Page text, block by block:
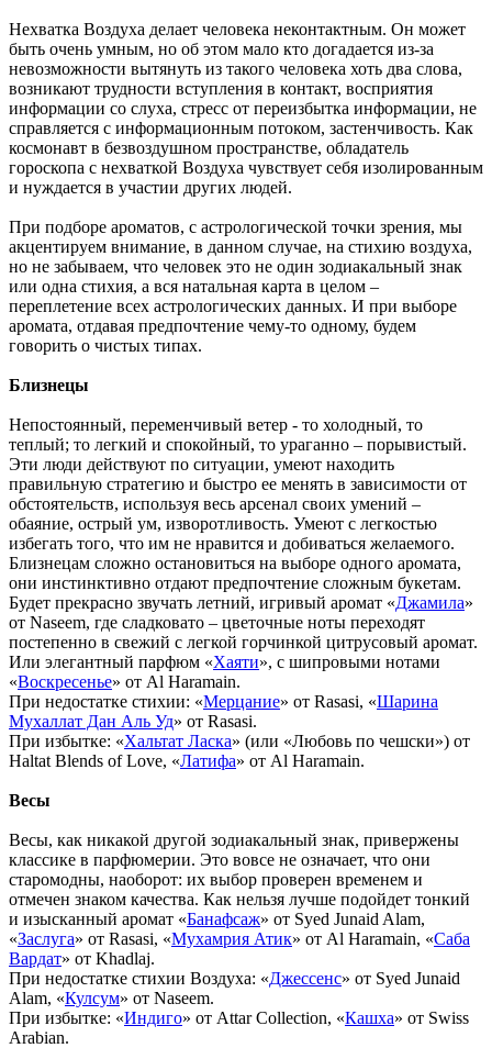
Нехватка Воздуха делает человека неконтактным. Он может
быть очень умным, но об этом мало кто догадается из-за
невозможности вытянуть из такого человека хоть два слова,
возникают трудности вступления в контакт, восприятия
информации со слуха, стресс от переизбытка информации, не
справляется с информационным потоком, застенчивость. Как
космонавт в безвоздушном пространстве, обладатель
гороскопа с нехваткой Воздуха чувствует себя изолированным
и нуждается в участии других людей.
При подборе ароматов, с астрологической точки зрения, мы
акцентируем внимание, в данном случае, на стихию воздуха,
но не забываем, что человек это не один зодиакальный знак
или одна стихия, а вся натальная карта в целом –
переплетение всех астрологических данных. И при выборе
аромата, отдавая предпочтение чему-то одному, будем
говорить о чистых типах.
Близнецы
Непостоянный, переменчивый ветер - то холодный, то
теплый; то легкий и спокойный, то ураганно – порывистый.
Эти люди действуют по ситуации, умеют находить
правильную стратегию и быстро ее менять в зависимости от
обстоятельств, используя весь арсенал своих умений –
обаяние, острый ум, изворотливость. Умеют с легкостью
избегать того, что им не нравится и добиваться желаемого.
Близнецам сложно остановиться на выборе одного аромата,
они инстинктивно отдают предпочтение сложным букетам.
Будет прекрасно звучать летний, игривый аромат «Джамила»
от Naseem, где сладковато – цветочные ноты переходят
постепенно в свежий с легкой горчинкой цитрусовый аромат.
Или элегантный парфюм «Хаяти», с шипровыми нотами
«Воскресенье» от Al Haramain.
При недостатке стихии: «Мерцание» от Rasasi, «Шарина
Мухаллат Дан Аль Уд» от Rasasi.
При избытке: «Хальтат Ласка» (или «Любовь по чешски») от
Haltat Blends of Love, «Латифа» от Al Haramain.
Весы
Весы, как никакой другой зодиакальный знак, привержены
классике в парфюмерии. Это вовсе не означает, что они
старомодны, наоборот: их выбор проверен временем и
отмечен знаком качества. Как нельзя лучше подойдет тонкий
и изысканный аромат «Банафсаж» от Syed Junaid Alam,
«Заслуга» от Rasasi, «Мухамрия Атик» от Al Haramain, «Саба
Вардат» от Khadlaj.
При недостатке стихии Воздуха: «Джессенс» от Syed Junaid
Alam, «Кулсум» от Naseem.
При избытке: «Индиго» от Attar Collection, «Кашха» от Swiss
Arabian.